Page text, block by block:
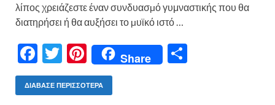
λίπος χρειάζεστε έναν συνδυασµό γυμναστικής που θα
διατηρήσει ή θα αυξήσει το µυϊκό ιστό …
F
ac
e
T
w
itt
Pi
nt
er
Share
ΔΙΆΒΑΣΕ ΠΕΡΙΣΣΌΤΕΡΑ